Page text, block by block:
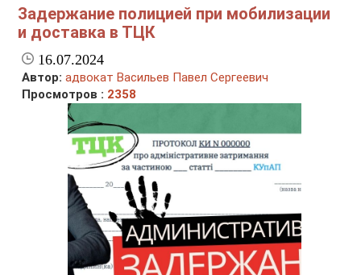
Задержание полицией при мобилизации
и доставка в ТЦК
16.07.2024
Автор: адвокат Васильев Павел Сергеевич
Просмотров : 2358